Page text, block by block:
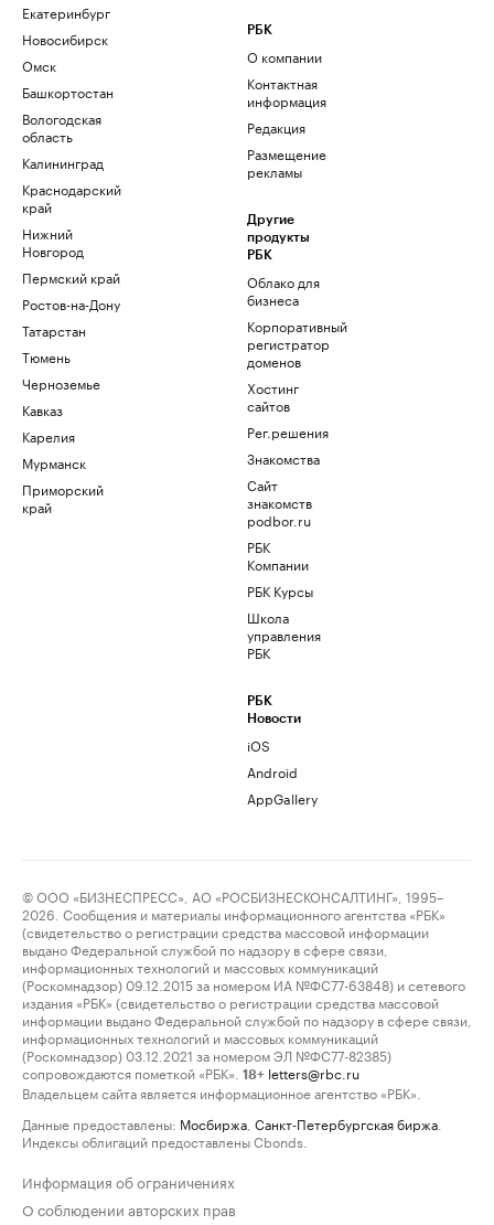
Екатеринбург
Новосибирск
Омск
Башкортостан
Вологодская
область
Калининград
Краснодарский
край
Нижний
Новгород
Пермский край
Ростов-на-Дону
Татарстан
Тюмень
Черноземье
Кавказ
Карелия
Мурманск
Приморский
край
РБК
О компании
Контактная
информация
Редакция
Размещение
рекламы
Другие
продукты
РБК
Облако для
бизнеса
Корпоративный
регистратор
доменов
Хостинг
сайтов
Рег.решения
Знакомства
Сайт
знакомств
podbor.ru
РБК
Компании
РБК Курсы
Школа
управления
РБК
РБК
Новости
iOS
Android
AppGallery
© ООО «БИЗНЕСПРЕСС», АО «РОСБИЗНЕСКОНСАЛТИНГ», 1995–
2026. Сообщения и материалы информационного агентства «РБК»
(свидетельство о регистрации средства массовой информации
выдано Федеральной службой по надзору в сфере связи,
информационных технологий и массовых коммуникаций
(Роскомнадзор) 09.12.2015 за номером ИА №ФС77-63848) и сетевого
издания «РБК» (свидетельство о регистрации средства массовой
информации выдано Федеральной службой по надзору в сфере связи,
информационных технологий и массовых коммуникаций
(Роскомнадзор) 03.12.2021 за номером ЭЛ №ФС77-82385)
сопровождаются пометкой «РБК».
18+ letters@rbc.ru
Владельцем сайта является информационное агентство «РБК».
Данные предоставлены: Мосбиржа Санкт-Петербургская биржа
Индексы облигаций предоставлены Cbonds.
Информация об ограничениях
О соблюдении авторских прав